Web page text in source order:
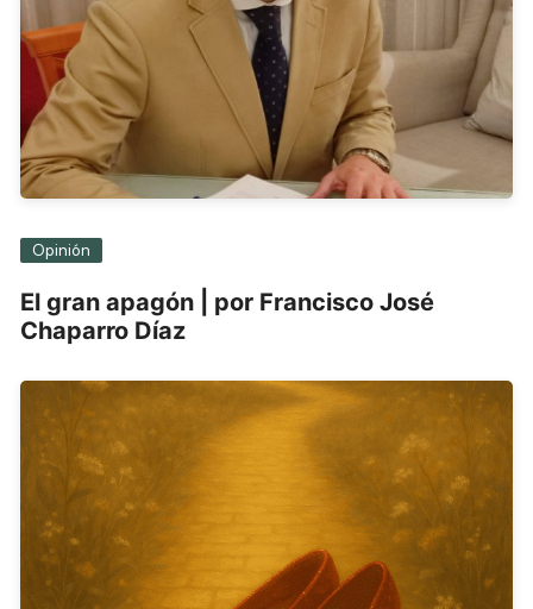
Opinión
El gran apagón | por Francisco José
Chaparro Díaz